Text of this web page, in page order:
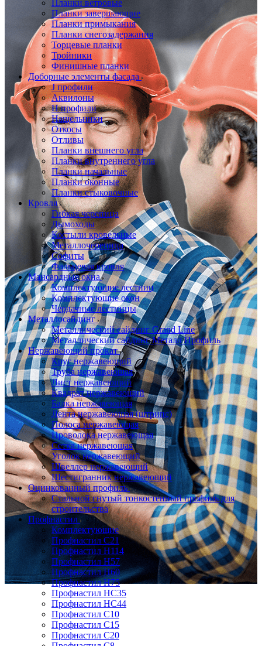
Планки ветровые
Планки завершающие
Планки примыкания
Планки снегозадержания
Торцевые планки
Тройники
Финишные планки
Доборные элементы фасада
J профили
Аквилоны
Н профили
Нащельники
Откосы
Отливы
Планки внешнего угла
Планки внутреннего угла
Планки начальные
Планки оконные
Планки стыковочные
Кровля
Гибкая черепица
Дымоходы
Костыли кровельные
Металлочерепица
Софиты
Фальцевая кровля
Мансардные окна
Комплектующие лестниц
Комплектующие окон
Чердачные лестницы
Металлосайдинг
Металлический сайдинг Grand Line
Металлический сайдинг Металл Профиль
Нержавеющий прокат
Круг нержавеющий
Труба нержавеющая
Лист нержавеющий
Квадрат нержавеющий
Балка нержавеющая
Лента нержавеющая (штрипс)
Полоса нержавеющая
Проволока нержавеющая
Сетка нержавеющая
Уголок нержавеющий
Швеллер нержавеющий
Шестигранник нержавеющий
Оцинкованный профиль
Стальной гнутый тонкостенный профиль для
строительства
Профнастил
Комплектующие
Профнастил C21
Профнастил Н114
Профнастил Н57
Профнастил Н60
Профнастил Н75
Профнастил НС35
Профнастил НС44
Профнастил С10
Профнастил С15
Профнастил С20